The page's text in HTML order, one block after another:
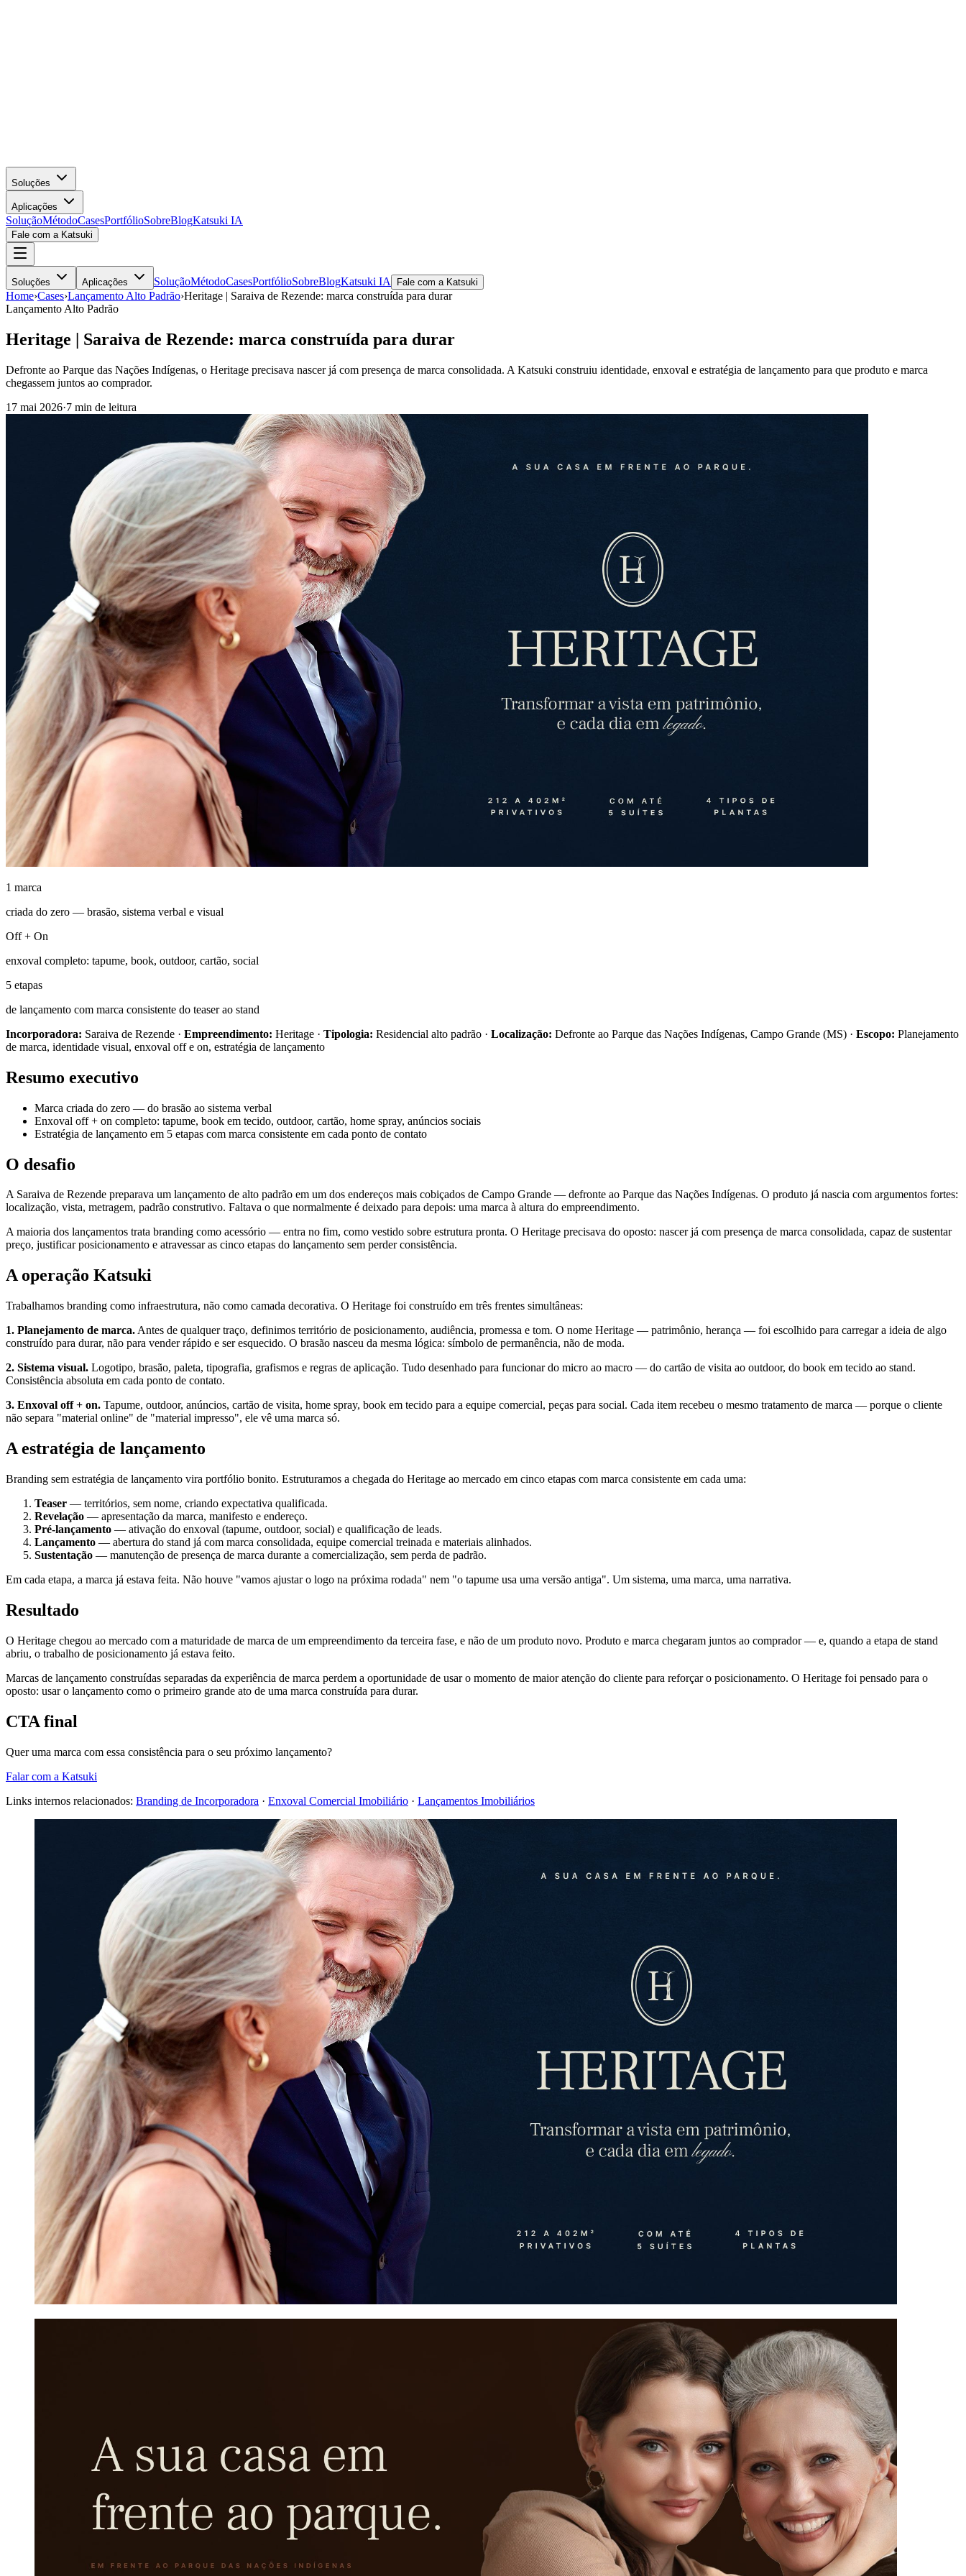
Soluções
Aplicações
SoluçãoMétodoCasesPortfólioSobreBlogKatsuki IA
Fale com a Katsuki
Soluções Aplicações SoluçãoMétodoCasesPortfólioSobreBlogKatsuki IA Fale com a Katsuki
Home›Cases›Lançamento Alto Padrão›Heritage | Saraiva de Rezende: marca construída para durar
Lançamento Alto Padrão
Heritage | Saraiva de Rezende: marca construída para durar
Defronte ao Parque das Nações Indígenas, o Heritage precisava nascer já com presença de marca consolidada. A Katsuki construiu identidade, enxoval e estratégia de lançamento para que produto e marca
chegassem juntos ao comprador.
17 mai 2026·7 min de leitura
1 marca
criada do zero — brasão, sistema verbal e visual
Off + On
enxoval completo: tapume, book, outdoor, cartão, social
5 etapas
de lançamento com marca consistente do teaser ao stand
Incorporadora: Saraiva de Rezende · Empreendimento: Heritage · Tipologia: Residencial alto padrão · Localização: Defronte ao Parque das Nações Indígenas, Campo Grande (MS) · Escopo: Planejamento
de marca, identidade visual, enxoval off e on, estratégia de lançamento
Resumo executivo
Marca criada do zero — do brasão ao sistema verbal
Enxoval off + on completo: tapume, book em tecido, outdoor, cartão, home spray, anúncios sociais
Estratégia de lançamento em 5 etapas com marca consistente em cada ponto de contato
O desafio
A Saraiva de Rezende preparava um lançamento de alto padrão em um dos endereços mais cobiçados de Campo Grande — defronte ao Parque das Nações Indígenas. O produto já nascia com argumentos fortes:
localização, vista, metragem, padrão construtivo. Faltava o que normalmente é deixado para depois: uma marca à altura do empreendimento.
A maioria dos lançamentos trata branding como acessório — entra no fim, como vestido sobre estrutura pronta. O Heritage precisava do oposto: nascer já com presença de marca consolidada, capaz de sustentar
preço, justificar posicionamento e atravessar as cinco etapas do lançamento sem perder consistência.
A operação Katsuki
Trabalhamos branding como infraestrutura, não como camada decorativa. O Heritage foi construído em três frentes simultâneas:
1. Planejamento de marca. Antes de qualquer traço, definimos território de posicionamento, audiência, promessa e tom. O nome Heritage — patrimônio, herança — foi escolhido para carregar a ideia de algo
construído para durar, não para vender rápido e ser esquecido. O brasão nasceu da mesma lógica: símbolo de permanência, não de moda.
2. Sistema visual. Logotipo, brasão, paleta, tipografia, grafismos e regras de aplicação. Tudo desenhado para funcionar do micro ao macro — do cartão de visita ao outdoor, do book em tecido ao stand.
Consistência absoluta em cada ponto de contato.
3. Enxoval off + on. Tapume, outdoor, anúncios, cartão de visita, home spray, book em tecido para a equipe comercial, peças para social. Cada item recebeu o mesmo tratamento de marca — porque o cliente
não separa "material online" de "material impresso", ele vê uma marca só.
A estratégia de lançamento
Branding sem estratégia de lançamento vira portfólio bonito. Estruturamos a chegada do Heritage ao mercado em cinco etapas com marca consistente em cada uma:
Teaser — territórios, sem nome, criando expectativa qualificada.
Revelação — apresentação da marca, manifesto e endereço.
Pré-lançamento — ativação do enxoval (tapume, outdoor, social) e qualificação de leads.
Lançamento — abertura do stand já com marca consolidada, equipe comercial treinada e materiais alinhados.
Sustentação — manutenção de presença de marca durante a comercialização, sem perda de padrão.
Em cada etapa, a marca já estava feita. Não houve "vamos ajustar o logo na próxima rodada" nem "o tapume usa uma versão antiga". Um sistema, uma marca, uma narrativa.
Resultado
O Heritage chegou ao mercado com a maturidade de marca de um empreendimento da terceira fase, e não de um produto novo. Produto e marca chegaram juntos ao comprador — e, quando a etapa de stand
abriu, o trabalho de posicionamento já estava feito.
Marcas de lançamento construídas separadas da experiência de marca perdem a oportunidade de usar o momento de maior atenção do cliente para reforçar o posicionamento. O Heritage foi pensado para o
oposto: usar o lançamento como o primeiro grande ato de uma marca construída para durar.
CTA final
Quer uma marca com essa consistência para o seu próximo lançamento?
Falar com a Katsuki
Links internos relacionados: Branding de Incorporadora · Enxoval Comercial Imobiliário · Lançamentos Imobiliários